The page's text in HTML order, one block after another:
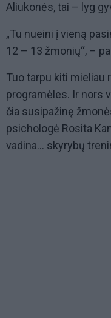
Aliukonės, tai – lyg
„Tu nueini į vieną
12 – 13 žmonių“, –
Tuo tarpu kiti mieliau
programėles. Ir nors
čia susipažinę
psichologė Rosita
vadina... skyrybų